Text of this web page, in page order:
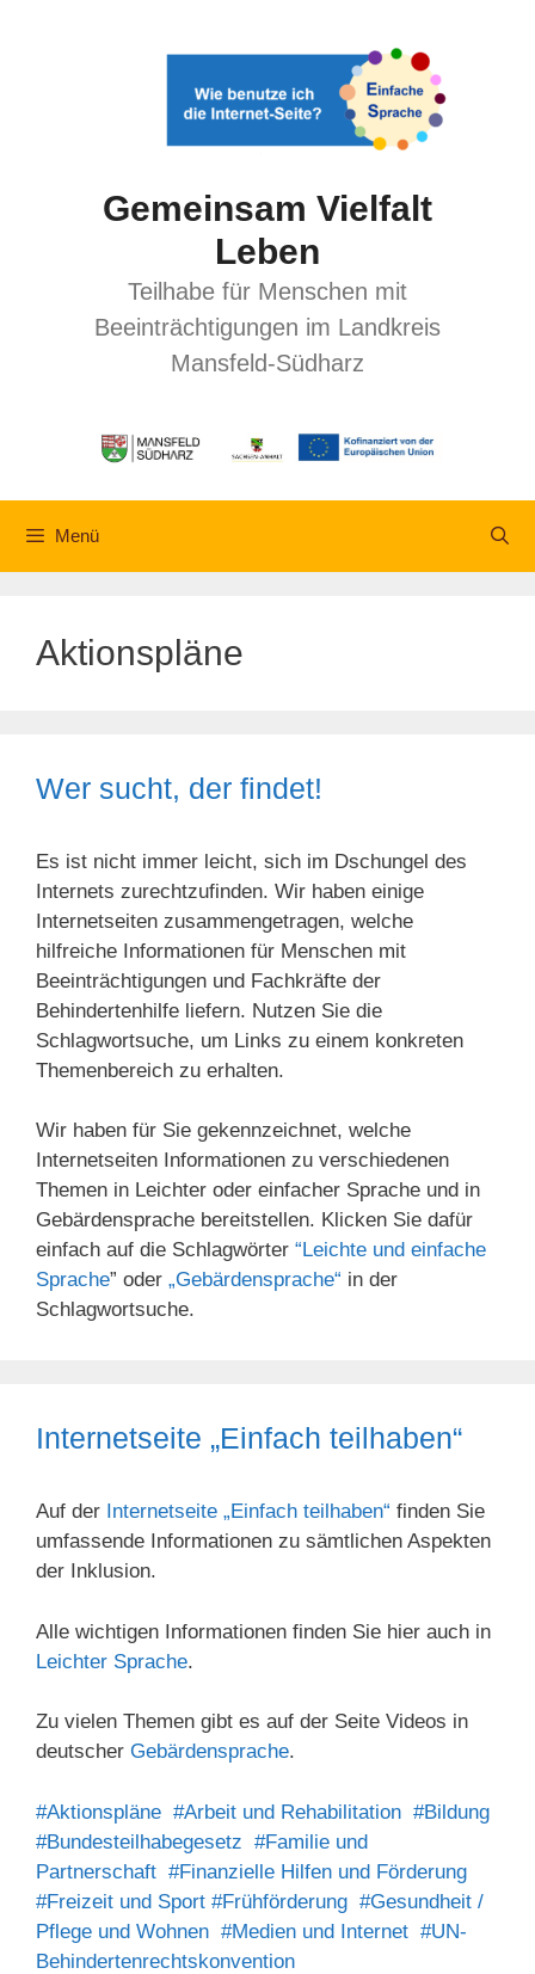
Gemeinsam Vielfalt
Leben
Teilhabe für Menschen mit
Beeinträchtigungen im Landkreis
Mansfeld-Südharz
Menü
Aktionspläne
Wer sucht, der findet!
Es ist nicht immer leicht, sich im Dschungel des
Internets zurechtzufinden. Wir haben einige
Internetseiten zusammengetragen, welche
hilfreiche Informationen für Menschen mit
Beeinträchtigungen und Fachkräfte der
Behindertenhilfe liefern. Nutzen Sie die
Schlagwortsuche, um Links zu einem konkreten
Themenbereich zu erhalten.
Wir haben für Sie gekennzeichnet, welche
Internetseiten Informationen zu verschiedenen
Themen in Leichter oder einfacher Sprache und in
Gebärdensprache bereitstellen. Klicken Sie dafür
einfach auf die Schlagwörter “Leichte und einfache
Sprache” oder „Gebärdensprache“ in der
Schlagwortsuche.
Internetseite „Einfach teilhaben“
Auf der Internetseite „Einfach teilhaben“ finden Sie
umfassende Informationen zu sämtlichen Aspekten
der Inklusion.
Alle wichtigen Informationen finden Sie hier auch in
Leichter Sprache.
Zu vielen Themen gibt es auf der Seite Videos in
deutscher Gebärdensprache.
#Aktionspläne #Arbeit und Rehabilitation #Bildung
#Bundesteilhabegesetz #Familie und
Partnerschaft #Finanzielle Hilfen und Förderung
#Freizeit und Sport #Frühförderung #Gesundheit /
Pflege und Wohnen #Medien und Internet #UN-
Behindertenrechtskonvention